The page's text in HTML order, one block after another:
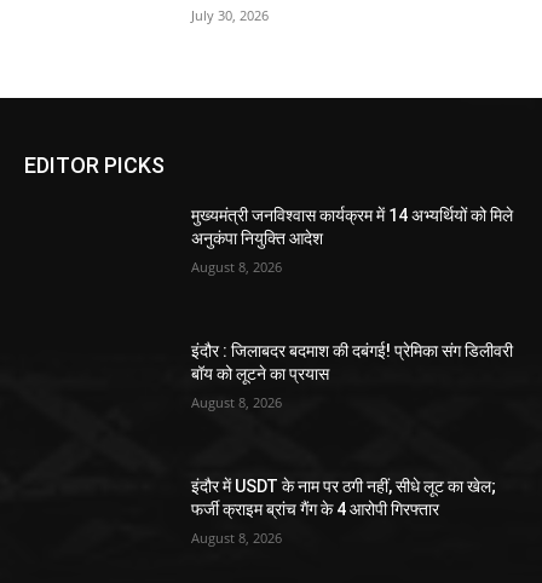
July 30, 2026
EDITOR PICKS
मुख्यमंत्री जनविश्वास कार्यक्रम में 14 अभ्यर्थियों को मिले
अनुकंपा नियुक्ति आदेश
August 8, 2026
इंदौर : जिलाबदर बदमाश की दबंगई! प्रेमिका संग डिलीवरी
बॉय को लूटने का प्रयास
August 8, 2026
इंदौर में USDT के नाम पर ठगी नहीं, सीधे लूट का खेल;
फर्जी क्राइम ब्रांच गैंग के 4 आरोपी गिरफ्तार
August 8, 2026